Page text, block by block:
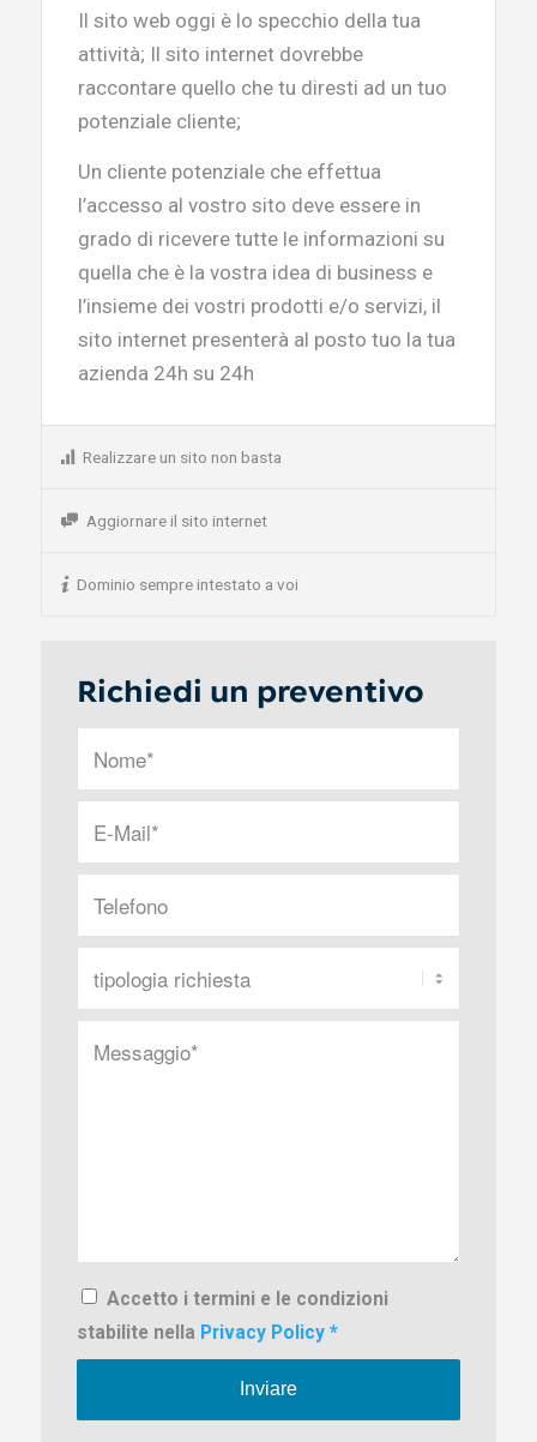
Il sito web oggi è lo specchio della tua
attività; Il sito internet dovrebbe
raccontare quello che tu diresti ad un tuo
potenziale cliente;
Un cliente potenziale che effettua
l’accesso al vostro sito deve essere in
grado di ricevere tutte le informazioni su
quella che è la vostra idea di business e
l’insieme dei vostri prodotti e/o servizi, il
sito internet presenterà al posto tuo la tua
azienda 24h su 24h
Realizzare un sito non basta
Aggiornare il sito internet
Dominio sempre intestato a voi
Richiedi un preventivo
Accetto i termini e le condizioni
stabilite nella Privacy Policy *